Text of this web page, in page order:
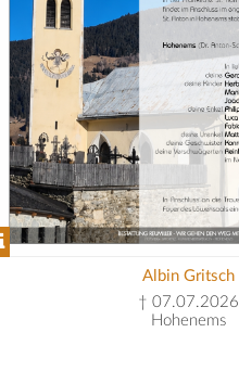
Albin Gritsch
† 07.07.2026
Hohenems